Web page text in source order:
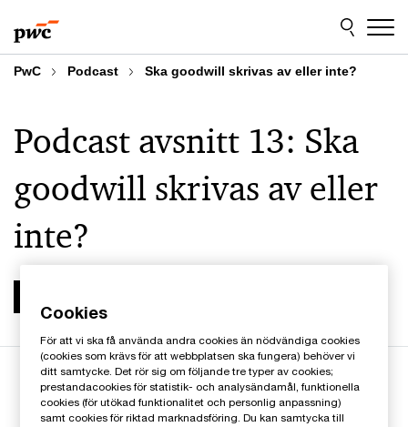
to
content
to
footer
PwC Podcast Ska goodwill skrivas av eller inte?
Podcast avsnitt 13: Ska
goodwill skrivas av eller
inte?
Cookies
För att vi ska få använda andra cookies än nödvändiga cookies
(cookies som krävs för att webbplatsen ska fungera) behöver vi
ditt samtycke. Det rör sig om följande tre typer av cookies;
prestandacookies för statistik- och analysändamål, funktionella
cookies (för utökad funktionalitet och personlig anpassning)
samt cookies för riktad marknadsföring. Du kan samtycka till